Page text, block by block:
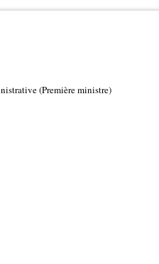
(Première ministre)